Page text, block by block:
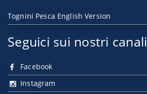
Tognini Pesca English Version
Seguici sui nostri canali
Facebook
Instagram